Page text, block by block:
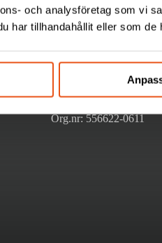
och analysföretag som vi
har tillhandahållit eller som
CONTACT US
To contact
Tel: +46 (0)8 120 88 600
Mail: info@svekon.se
Fax: +46 (0)8 792 03 51
Org.nr: 556622-0611